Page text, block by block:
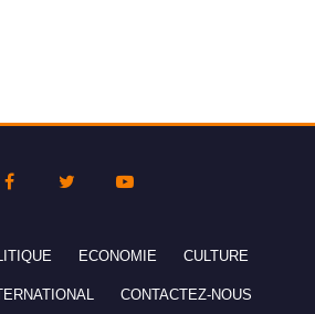
ECONOMIE CULTURE
CONTACTEZ-NOUS